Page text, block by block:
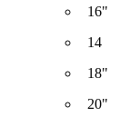
16"
14
18"
20"